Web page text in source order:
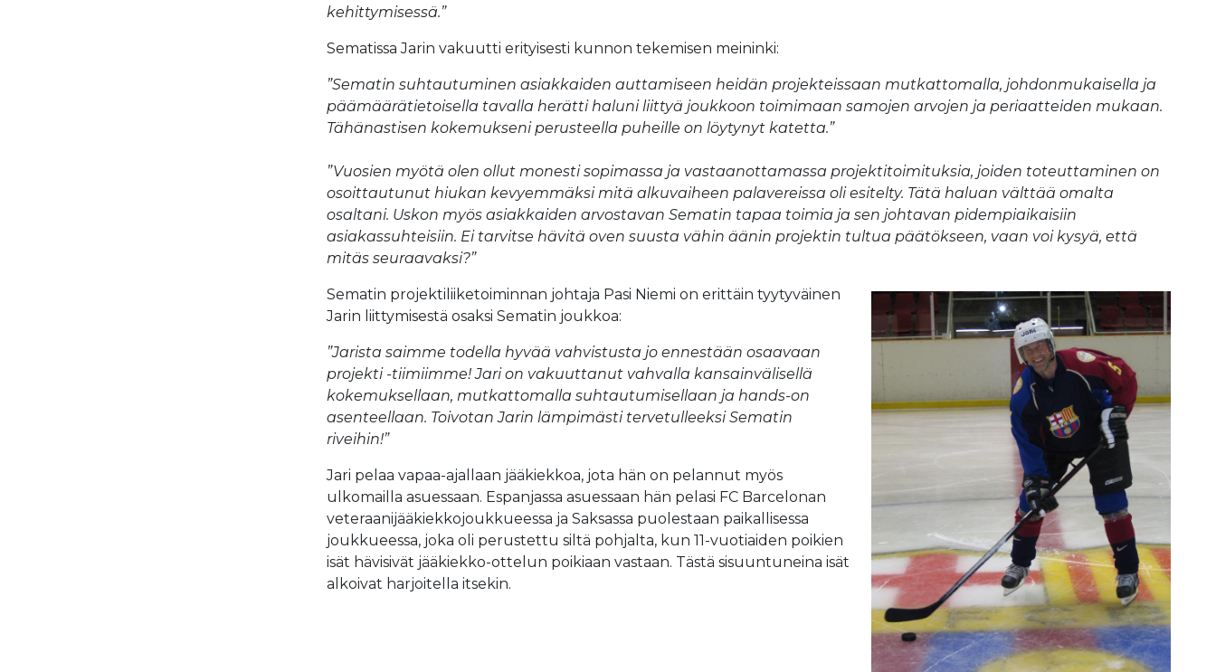
kehittymisessä.”
Sematissa Jarin vakuutti erityisesti kunnon tekemisen meininki:
”Sematin suhtautuminen asiakkaiden auttamiseen heidän projekteissaan mutkattomalla, johdonmukaisella ja
päämäärätietoisella tavalla herätti haluni liittyä joukkoon toimimaan samojen arvojen ja periaatteiden mukaan.
Tähänastisen kokemukseni perusteella puheille on löytynyt katetta.”
”Vuosien myötä olen ollut monesti sopimassa ja vastaanottamassa projektitoimituksia, joiden toteuttaminen on
osoittautunut hiukan kevyemmäksi mitä alkuvaiheen palavereissa oli esitelty. Tätä haluan välttää omalta
osaltani. Uskon myös asiakkaiden arvostavan Sematin tapaa toimia ja sen johtavan pidempiaikaisiin
asiakassuhteisiin. Ei tarvitse hävitä oven suusta vähin äänin projektin tultua päätökseen, vaan voi kysyä, että
mitäs seuraavaksi?”
Sematin projektiliiketoiminnan johtaja Pasi Niemi on erittäin tyytyväinen
Jarin liittymisestä osaksi Sematin joukkoa:
”Jarista saimme todella hyvää vahvistusta jo ennestään osaavaan
projekti -tiimiimme! Jari on vakuuttanut vahvalla kansainvälisellä
kokemuksellaan, mutkattomalla suhtautumisellaan ja hands-on
asenteellaan. Toivotan Jarin lämpimästi tervetulleeksi Sematin
riveihin!”
Jari pelaa vapaa-ajallaan jääkiekkoa, jota hän on pelannut myös
ulkomailla asuessaan. Espanjassa asuessaan hän pelasi FC Barcelonan
veteraanijääkiekkojoukkueessa ja Saksassa puolestaan paikallisessa
joukkueessa, joka oli perustettu siltä pohjalta, kun 11-vuotiaiden poikien
isät hävisivät jääkiekko-ottelun poikiaan vastaan. Tästä sisuuntuneina isät
alkoivat harjoitella itsekin.